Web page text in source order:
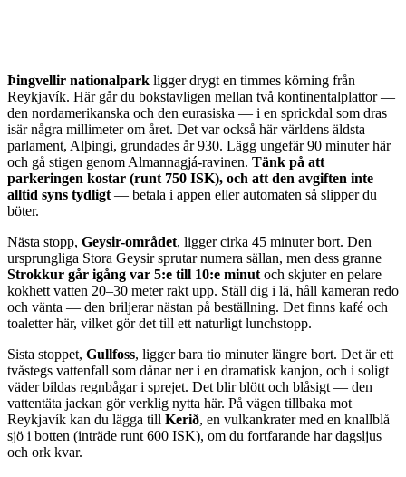
Þingvellir nationalpark ligger drygt en timmes körning från
Reykjavík. Här går du bokstavligen mellan två kontinentalplattor —
den nordamerikanska och den eurasiska — i en sprickdal som dras
isär några millimeter om året. Det var också här världens äldsta
parlament, Alþingi, grundades år 930. Lägg ungefär 90 minuter här
och gå stigen genom Almannagjá-ravinen. Tänk på att
parkeringen kostar (runt 750 ISK), och att den avgiften inte
alltid syns tydligt— betala i appen eller automaten så slipper du
böter.
Nästa stopp, Geysir-området, ligger cirka 45 minuter bort. Den
ursprungliga Stora Geysir sprutar numera sällan, men dess granne
Strokkur går igång var 5:e till 10:e minutoch skjuter en pelare
kokhett vatten 20–30 meter rakt upp. Ställ dig i lä, håll kameran redo
och vänta — den briljerar nästan på beställning. Det finns kafé och
toaletter här, vilket gör det till ett naturligt lunchstopp.
Sista stoppet, Gullfoss, ligger bara tio minuter längre bort. Det är ett
tvåstegs vattenfall som dånar ner i en dramatisk kanjon, och i soligt
väder bildas regnbågar i sprejet. Det blir blött och blåsigt — den
vattentäta jackan gör verklig nytta här. På vägen tillbaka mot
Reykjavík kan du lägga till Kerið, en vulkankrater med en knallblå
sjö i botten (inträde runt 600 ISK), om du fortfarande har dagsljus
och ork kvar.